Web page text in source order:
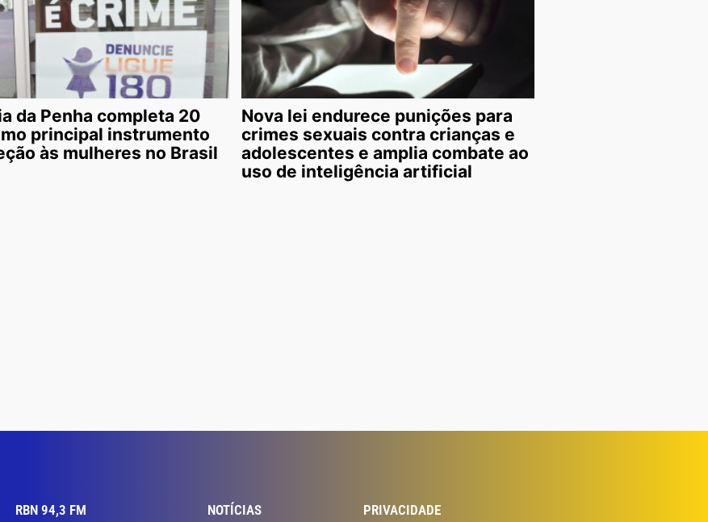
da Penha completa 20
principal instrumento
às mulheres no Brasil
Nova lei endurece punições para
crimes sexuais contra crianças e
adolescentes e amplia combate ao
uso de inteligência artificial
RBN 94,3 FM NOTÍCIAS PRIVACIDADE